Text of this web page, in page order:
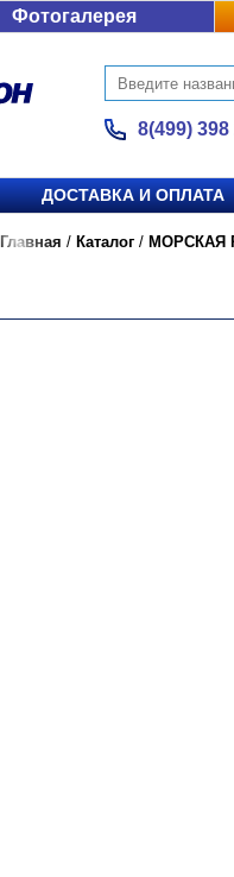
Фотогалерея
8(499) 398
ДОСТАВКА И ОПЛАТА
Главная / Каталог / МОРСКАЯ